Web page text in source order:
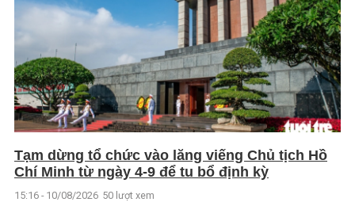
Tạm dừng tổ chức vào lăng viếng Chủ tịch Hồ
Chí Minh từ ngày 4-9 để tu bổ định kỳ
15:16 - 10/08/2026 50 lượt xem